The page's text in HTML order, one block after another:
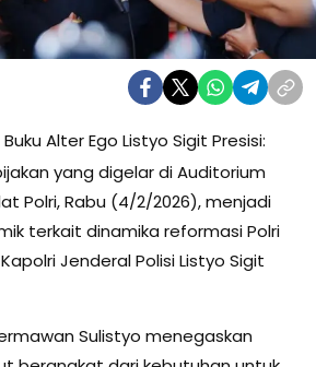
Alter Ego Listyo Sigit Presisi:
yang digelar di Auditorium
Polri, Rabu (4/2/2026), menjadi
terkait dinamika reformasi Polri
Jenderal Polisi Listyo Sigit
Sulistyo menegaskan